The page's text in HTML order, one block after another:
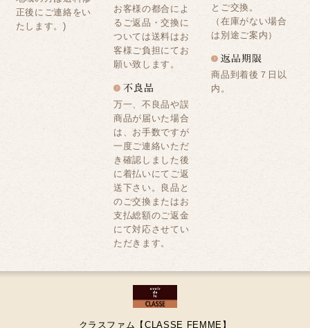
正後にご連絡をい
たします。)
お客様の都合によ
るご返品・交換に
ついては送料はお
客様ご負担にてお
願い致します。
万一、不良品や誤
商品が届いた場合
は、お手数ですが
一度ご連絡いただ
き確認しました後
に着払いにてご返
送下さい。良品と
のご交換またはお
支払総額のご返金
にて対応させてい
ただきます。
とご交換。
（在庫がない場合
は別途ご案内）
商品到着後７日以
内。
クラスファム【CLASSE FEMME】